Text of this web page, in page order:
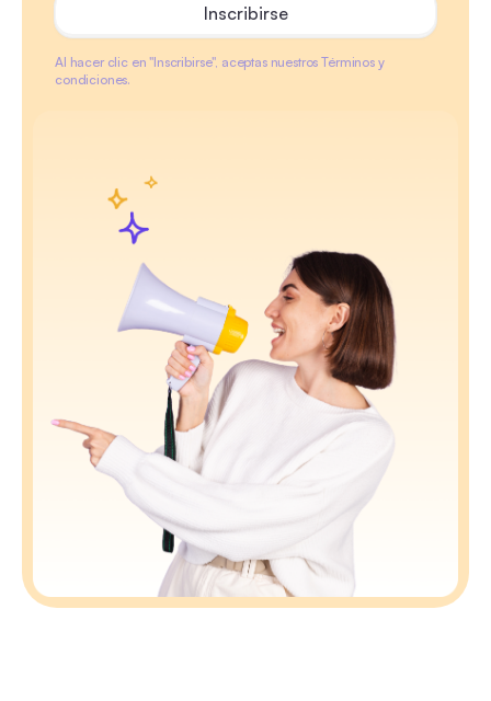
Al hacer clic en "Inscribirse", aceptas nuestros Términos y
condiciones.